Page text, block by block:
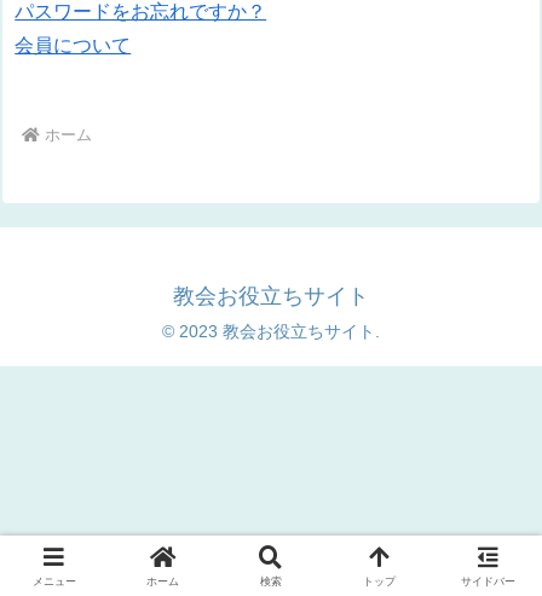
パスワードをお忘れですか？
会員について
ホーム
教会お役立ちサイト
© 2023 教会お役立ちサイト.
メニュー ホーム 検索 トップ サイドバー